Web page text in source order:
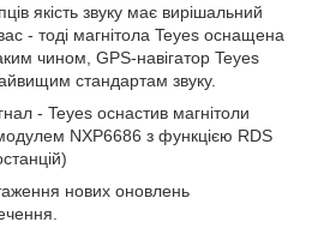
якість звуку має вирішальний
- тоді магнітола Teyes оснащена
чином, GPS-навігатор Teyes
стандартам звуку.
- Teyes оснастив магнітоли
NXP6686 з функцією RDS
нових оновлень